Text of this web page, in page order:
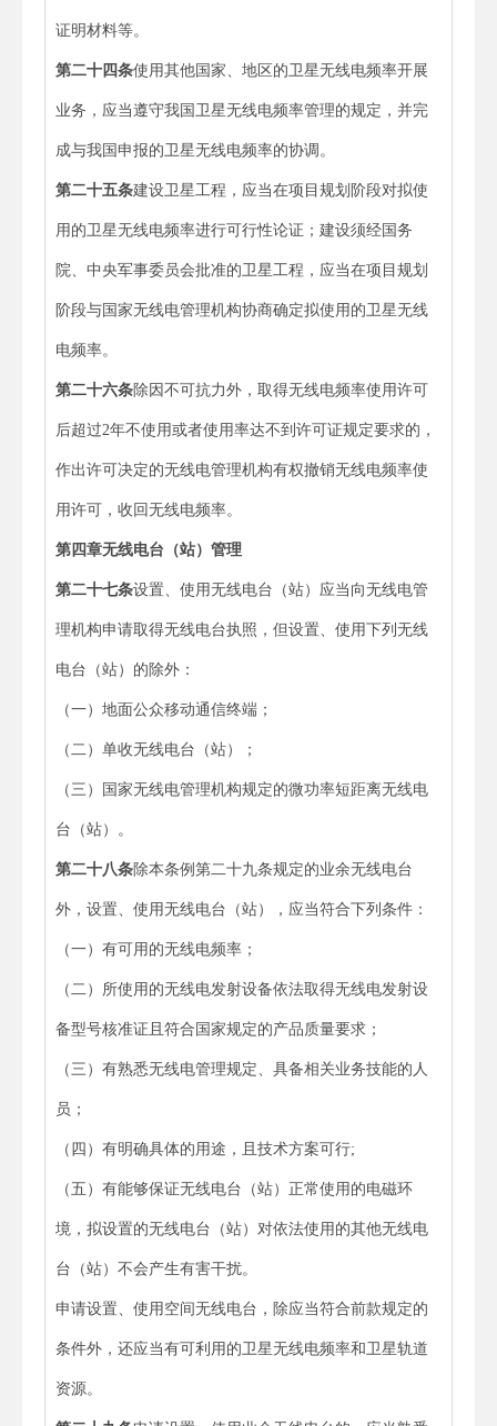
证明材料等。
第二十四条使用其他国家、地区的卫星无线电频率开展
业务，应当遵守我国卫星无线电频率管理的规定，并完
成与我国申报的卫星无线电频率的协调。
第二十五条建设卫星工程，应当在项目规划阶段对拟使
用的卫星无线电频率进行可行性论证；建设须经国务
院、中央军事委员会批准的卫星工程，应当在项目规划
阶段与国家无线电管理机构协商确定拟使用的卫星无线
电频率。
第二十六条除因不可抗力外，取得无线电频率使用许可
后超过2年不使用或者使用率达不到许可证规定要求的，
作出许可决定的无线电管理机构有权撤销无线电频率使
用许可，收回无线电频率。
第四章无线电台（站）管理
第二十七条设置、使用无线电台（站）应当向无线电管
理机构申请取得无线电台执照，但设置、使用下列无线
电台（站）的除外：
（一）地面公众移动通信终端；
（二）单收无线电台（站）；
（三）国家无线电管理机构规定的微功率短距离无线电
台（站）。
第二十八条除本条例第二十九条规定的业余无线电台
外，设置、使用无线电台（站），应当符合下列条件：
（一）有可用的无线电频率；
（二）所使用的无线电发射设备依法取得无线电发射设
备型号核准证且符合国家规定的产品质量要求；
（三）有熟悉无线电管理规定、具备相关业务技能的人
员；
（四）有明确具体的用途，且技术方案可行;
（五）有能够保证无线电台（站）正常使用的电磁环
境，拟设置的无线电台（站）对依法使用的其他无线电
台（站）不会产生有害干扰。
申请设置、使用空间无线电台，除应当符合前款规定的
条件外，还应当有可利用的卫星无线电频率和卫星轨道
资源。